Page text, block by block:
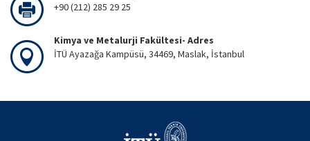
+90 (212) 285 29 25
Kimya ve Metalurji Fakültesi- Adres
İTÜ Ayazağa Kampüsü, 34469, Maslak, İstanbul